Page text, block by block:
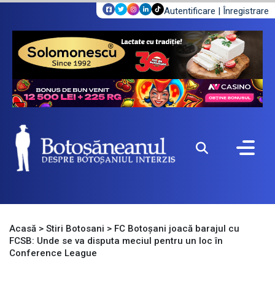
Autentificare | Înregistrare
Acasă > Stiri Botosani > FC Botoșani joacă barajul cu
FCSB: Unde se va disputa meciul pentru un loc în
Conference League